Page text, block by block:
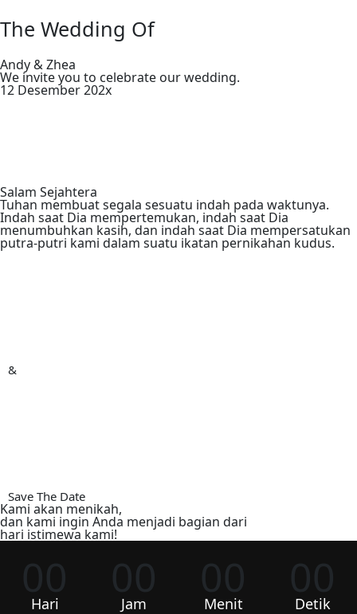
The Wedding Of
Andy & Zhea
We invite you to celebrate our wedding.
12 Desember 202x
Salam Sejahtera
Tuhan membuat segala sesuatu indah pada waktunya.
Indah saat Dia mempertemukan, indah saat Dia
menumbuhkan kasih, dan indah saat Dia mempersatukan
putra-putri kami dalam suatu ikatan pernikahan kudus.
&
Save The Date
Kami akan menikah,
dan kami ingin Anda menjadi bagian dari
hari istimewa kami!
00
Hari 00
Jam 00
Menit 00
Detik